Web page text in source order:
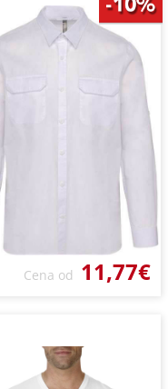
Cena od 11,77€